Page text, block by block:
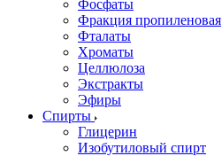
Фосфаты
Фракция пропиленовая
Фталаты
Хроматы
Целлюлоза
Экстракты
Эфиры
Спирты
Глицерин
Изобутиловый спирт